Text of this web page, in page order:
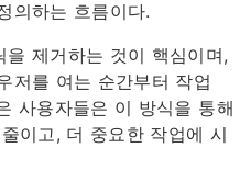
의하는 흐름이다.
제거하는 것이 핵심이며,
저를 여는 순간부터 작업
사용자들은 이 방식을 통해
이고, 더 중요한 작업에 시